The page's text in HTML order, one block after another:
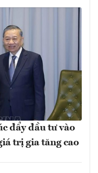
đẩy đầu tư vào
trị gia tăng cao